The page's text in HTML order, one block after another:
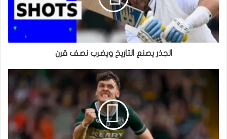
الجذر يصنع التاريخ ويضرب نصف قرن